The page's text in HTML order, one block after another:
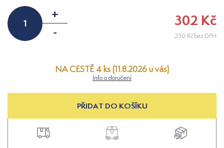
+
-
302 Kč
250 Kčbez DPH
NA CESTĚ 4 ks (11.8.2026 u vás)
Info o doručení
PŘIDAT DO KOŠÍKU